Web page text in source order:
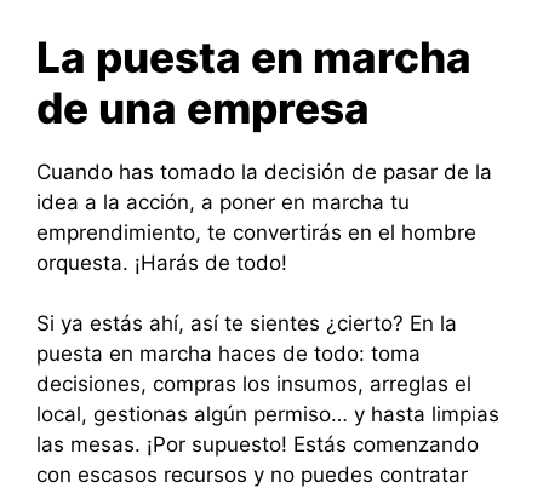
La puesta en marcha
de una empresa
Cuando has tomado la decisión de pasar de la
idea a la acción, a poner en marcha tu
emprendimiento, te convertirás en el hombre
orquesta. ¡Harás de todo!
Si ya estás ahí, así te sientes ¿cierto? En la
puesta en marcha haces de todo: toma
decisiones, compras los insumos, arreglas el
local, gestionas algún permiso… y hasta limpias
las mesas. ¡Por supuesto! Estás comenzando
con escasos recursos y no puedes contratar